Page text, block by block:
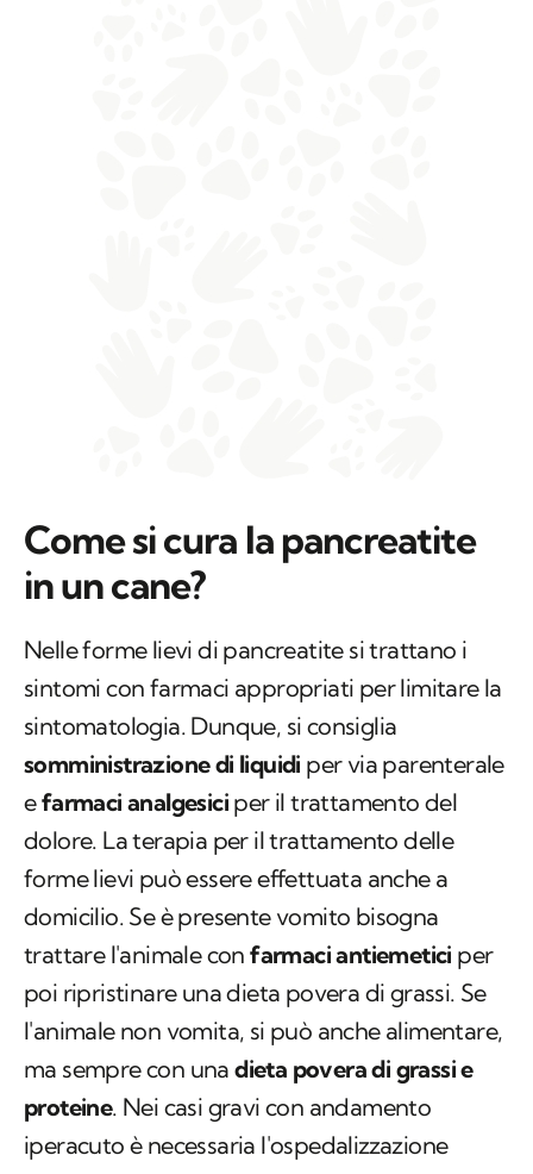
Come si cura la pancreatite
in un cane?
Nelle forme lievi di pancreatite si trattano i
sintomi con farmaci appropriati per limitare la
sintomatologia. Dunque, si consiglia
somministrazione di liquidi per via parenterale
efarmaci analgesici per il trattamento del
dolore. La terapia per il trattamento delle
forme lievi può essere effettuata anche a
domicilio. Se è presente vomito bisogna
trattare l'animale confarmaci antiemetici per
poi ripristinare una dieta povera di grassi. Se
l'animale non vomita, si può anche alimentare,
ma sempre con unadieta povera di grassi e
proteine. Nei casi gravi con andamento
iperacuto è necessaria l'ospedalizzazione